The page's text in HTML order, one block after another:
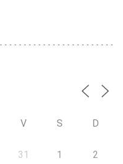
V S D
31 1 2